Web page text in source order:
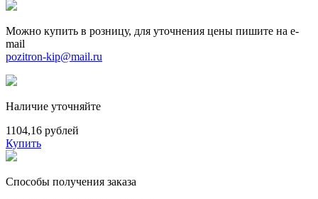
Можно купить в розницу, для уточнения цены пишите на e-
mail
pozitron-kip@mail.ru
Наличие уточняйте
1104,16 рублей
Купить
Способы получения заказа